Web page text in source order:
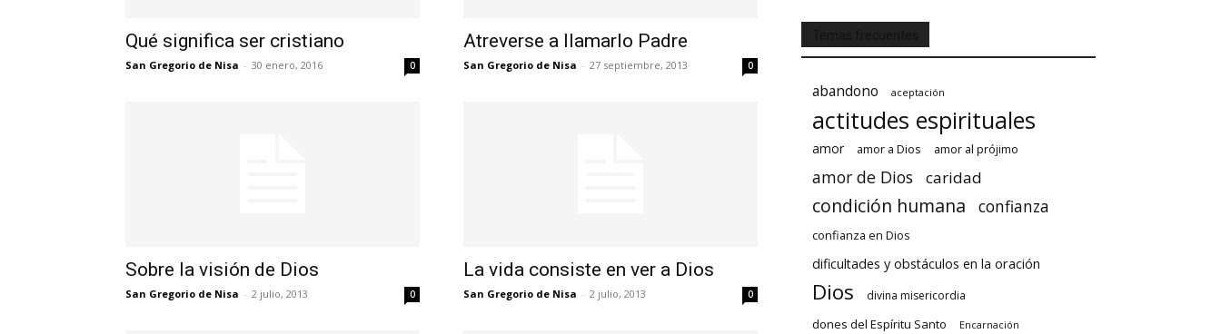
Qué significa ser cristiano
San Gregorio de Nisa - 30 enero, 2016 0
Atreverse a llamarlo Padre
San Gregorio de Nisa - 27 septiembre, 2013 0
Sobre la visión de Dios
San Gregorio de Nisa - 2 julio, 2013 0
La vida consiste en ver a Dios
San Gregorio de Nisa - 2 julio, 2013 0
abandono aceptación
actitudes espirituales
amor amor a Dios amor al prójimo
amor de Dios caridad
condición humana confianza
confianza en Dios
dificultades y obstáculos en la oración
Dios divina misericordia
dones del Espíritu Santo Encarnación